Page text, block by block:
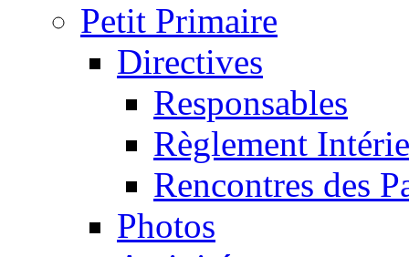
Petit Primaire
Directives
Responsables
Règlement
Rencontres des
Photos